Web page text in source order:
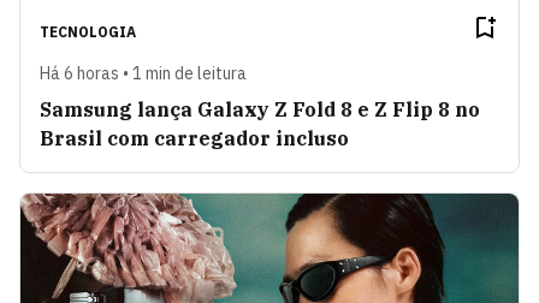
TECNOLOGIA
Há 6 horas • 1 min de leitura
Samsung lança Galaxy Z Fold 8 e Z Flip 8 no
Brasil com carregador incluso